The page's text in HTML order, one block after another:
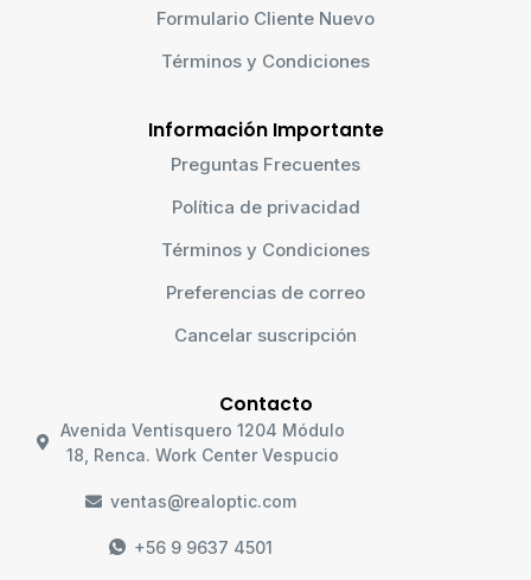
Formulario Cliente Nuevo
Términos y Condiciones
Información Importante
Preguntas Frecuentes
Política de privacidad
Términos y Condiciones
Preferencias de correo
Cancelar suscripción
Contacto
Avenida Ventisquero 1204 Módulo
18, Renca. Work Center Vespucio
ventas@realoptic.com
+56 9 9637 4501